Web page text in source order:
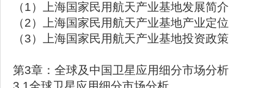
（1）上海国家民用航天产业基地发展简介
（2）上海国家民用航天产业基地产业定位
（3）上海国家民用航天产业基地投资政策
第3章：全球及中国卫星应用细分市场分析